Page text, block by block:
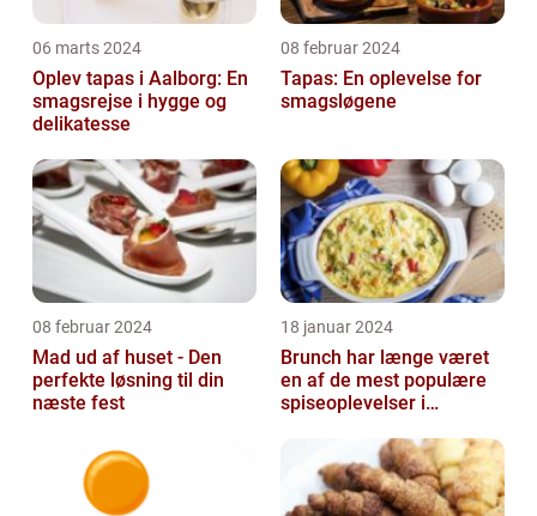
06 marts 2024
Oplev tapas i Aalborg: En
smagsrejse i hygge og
delikatesse
08 februar 2024
Tapas: En oplevelse for
smagsløgene
08 februar 2024
Mad ud af huset - Den
perfekte løsning til din
næste fest
18 januar 2024
Brunch har længe været
en af de mest populære
spiseoplevelser i